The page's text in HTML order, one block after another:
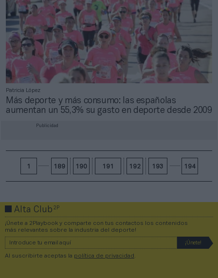
Publicidad
Patricia López
Más deporte y más consumo: las españolas
aumentan un 55,3% su gasto en deporte desde 2009
1 189 190 191 192 193 194
Alta Club2P
¡Únete a 2Playbook y comparte con tus contactos los contenidos
más relevantes sobre la industria del deporte!
Al suscribirte aceptas la política de privacidad